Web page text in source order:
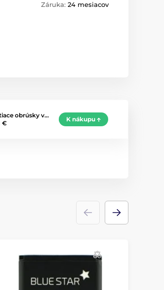
Záruka: 24 mesiacov
obrúsky v…
€
K nákupu